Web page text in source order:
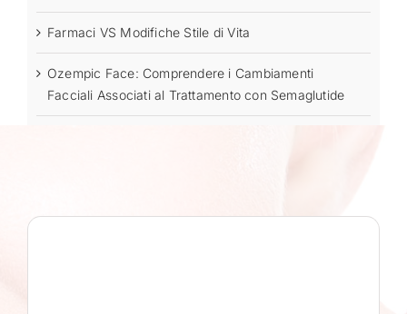
Farmaci VS Modifiche Stile di Vita
Ozempic Face: Comprendere i Cambiamenti
Facciali Associati al Trattamento con Semaglutide